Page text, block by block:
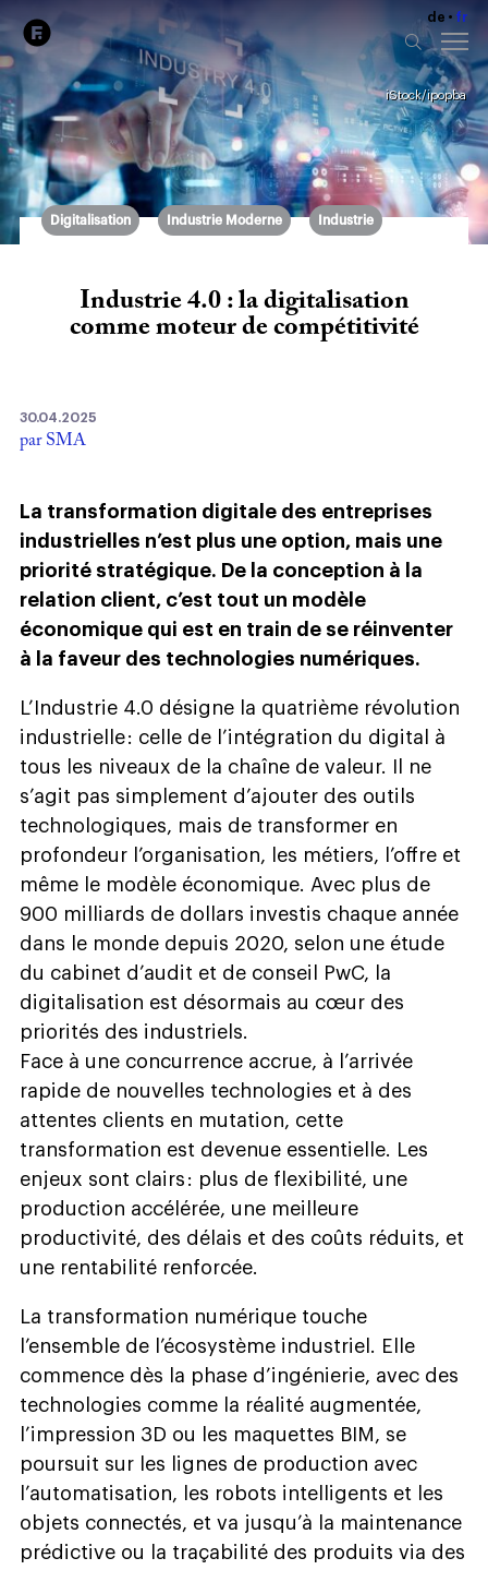
de fr
iStock/ipopba
Digitalisation Industrie Moderne Industrie
Industrie 4.0 : la digitalisation
comme moteur de compétitivité
30.04.2025
par SMA
La transformation digitale des entreprises
industrielles n’est plus une option, mais une
priorité stratégique. De la conception à la
relation client, c’est tout un modèle
économique qui est en train de se réinventer
à la faveur des technologies numériques.
L’Industrie 4.0 désigne la quatrième révolution
industrielle : celle de l’intégration du digital à
tous les niveaux de la chaîne de valeur. Il ne
s’agit pas simplement d’ajouter des outils
technologiques, mais de transformer en
profondeur l’organisation, les métiers, l’offre et
même le modèle économique. Avec plus de
900 milliards de dollars investis chaque année
dans le monde depuis 2020, selon une étude
du cabinet d’audit et de conseil PwC, la
digitalisation est désormais au cœur des
priorités des industriels.
Face à une concurrence accrue, à l’arrivée
rapide de nouvelles technologies et à des
attentes clients en mutation, cette
transformation est devenue essentielle. Les
enjeux sont clairs : plus de flexibilité, une
production accélérée, une meilleure
productivité, des délais et des coûts réduits, et
une rentabilité renforcée.
La transformation numérique touche
l’ensemble de l’écosystème industriel. Elle
commence dès la phase d’ingénierie, avec des
technologies comme la réalité augmentée,
l’impression 3D ou les maquettes BIM, se
poursuit sur les lignes de production avec
l’automatisation, les robots intelligents et les
objets connectés, et va jusqu’à la maintenance
prédictive ou la traçabilité des produits via des